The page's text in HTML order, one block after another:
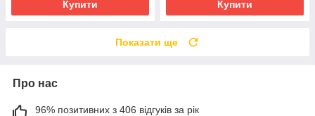
Купити Купити
Показати ще
Про нас
96% позитивних з 406 відгуків за рік